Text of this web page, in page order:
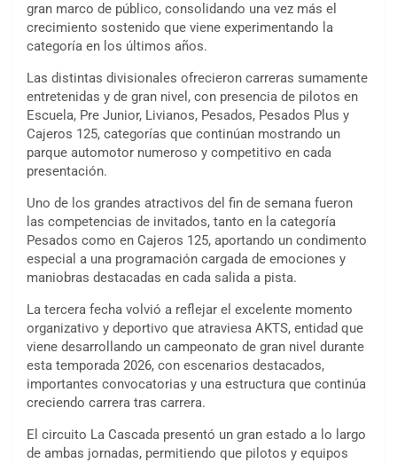
gran marco de público, consolidando una vez más el
crecimiento sostenido que viene experimentando la
categoría en los últimos años.
Las distintas divisionales ofrecieron carreras sumamente
entretenidas y de gran nivel, con presencia de pilotos en
Escuela, Pre Junior, Livianos, Pesados, Pesados Plus y
Cajeros 125, categorías que continúan mostrando un
parque automotor numeroso y competitivo en cada
presentación.
Uno de los grandes atractivos del fin de semana fueron
las competencias de invitados, tanto en la categoría
Pesados como en Cajeros 125, aportando un condimento
especial a una programación cargada de emociones y
maniobras destacadas en cada salida a pista.
La tercera fecha volvió a reflejar el excelente momento
organizativo y deportivo que atraviesa AKTS, entidad que
viene desarrollando un campeonato de gran nivel durante
esta temporada 2026, con escenarios destacados,
importantes convocatorias y una estructura que continúa
creciendo carrera tras carrera.
El circuito La Cascada presentó un gran estado a lo largo
de ambas jornadas, permitiendo que pilotos y equipos